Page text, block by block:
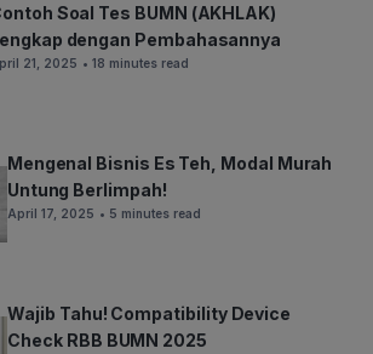
Soal Tes BUMN (AKHLAK)
dengan Pembahasannya
21, 2025 • 18 minutes read
Mengenal Bisnis Es Teh, Modal Murah
Untung Berlimpah!
April 17, 2025 • 5 minutes read
Wajib Tahu! Compatibility Device
Check RBB BUMN 2025